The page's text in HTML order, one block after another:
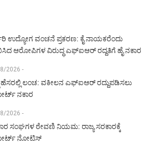
ಉದ್ಯೋಗ ವಂಚನೆ ಪ್ರಕರಣ: ಕೈ ನಾಯಕರೆಂದು
ಆರೋಪಿಗಳ ವಿರುದ್ಧ ಎಫ್‌ಐಆರ್ ರದ್ದತಿಗೆ ಹೈ ನಕಾರ
2026 -
ಹೆಸರಲ್ಲಿ ಲಂಚ: ವಕೀಲನ ಎಫ್‌ಐಆರ್ ರದ್ದುಪಡಿಸಲು
ನಕಾರ
2026 -
ಸಂಘಗಳ ಠೇವಣಿ ನಿಯಮ: ರಾಜ್ಯ ಸರಕಾರಕ್ಕೆ
ನೋಟಿಸ್